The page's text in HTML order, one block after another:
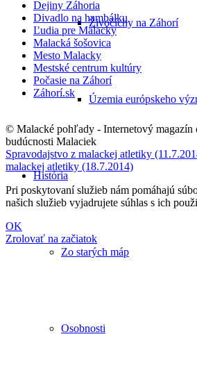
Živočíchy na Záhorí
Územia európskeho
História
Zo starých máp
Osobnosti
Dejiny Záhoria
Divadlo na hambálku
Ľudia pre Malacky
Malacká šošovica
Mesto Malacky
Mestské centrum kultúry
Počasie na Záhorí
Záhorí.sk
© Malacké pohľady - Internetový magazín
budúcnosti Malaciek
Spravodajstvo z malackej atletiky
malackej atletiky (18.7.2014)
Pri poskytovaní služieb nám pomáhajú
našich služieb vyjadrujete súhlas s ich
OK
Zrolovať na začiatok